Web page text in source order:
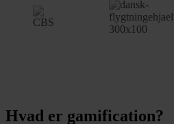
Hvad er gamification?